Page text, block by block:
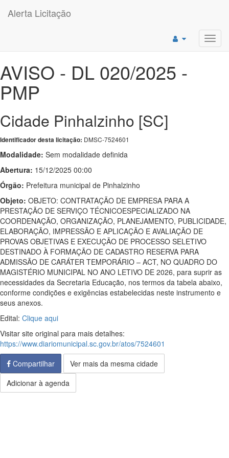
Alerta Licitação
AVISO - DL 020/2025 -
PMP
Cidade Pinhalzinho [SC]
Identificador desta licitação: DMSC-7524601
Modalidade: Sem modalidade definida
Abertura: 15/12/2025 00:00
Órgão: Prefeitura municipal de Pinhalzinho
Objeto: OBJETO: CONTRATAÇÃO DE EMPRESA PARA A
PRESTAÇÃO DE SERVIÇO TÉCNICOESPECIALIZADO NA
COORDENAÇÃO, ORGANIZAÇÃO, PLANEJAMENTO, PUBLICIDADE,
ELABORAÇÃO, IMPRESSÃO E APLICAÇÃO E AVALIAÇÃO DE
PROVAS OBJETIVAS E EXECUÇÃO DE PROCESSO SELETIVO
DESTINADO À FORMAÇÃO DE CADASTRO RESERVA PARA
ADMISSÃO DE CARÁTER TEMPORÁRIO – ACT, NO QUADRO DO
MAGISTÉRIO MUNICIPAL NO ANO LETIVO DE 2026, para suprir as
necessidades da Secretaria Educação, nos termos da tabela abaixo,
conforme condições e exigências estabelecidas neste instrumento e
seus anexos.
Edital: Clique aqui
Visitar site original para mais detalhes:
https://www.diariomunicipal.sc.gov.br/atos/7524601
Compartilhar
Ver mais da mesma cidade
Adicionar à agenda